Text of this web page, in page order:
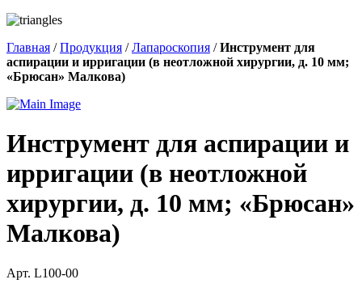
Главная /Продукция /Лапароскопия /Инструмент для
аспирации и ирригации (в неотложной хирургии, д. 10 мм;
«Брюсан» Малкова)
Инструмент для аспирации и
ирригации (в неотложной
хирургии, д. 10 мм; «Брюсан»
Малкова)
Арт. L100-00